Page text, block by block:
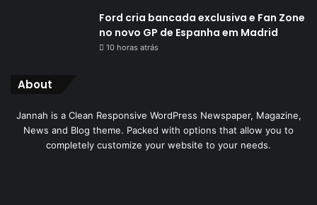
Ford cria bancada exclusiva e Fan Zone
no novo GP de Espanha em Madrid
10 horas atrás
About
Jannah is a Clean Responsive WordPress Newspaper, Magazine,
News and Blog theme. Packed with options that allow you to
completely customize your website to your needs.